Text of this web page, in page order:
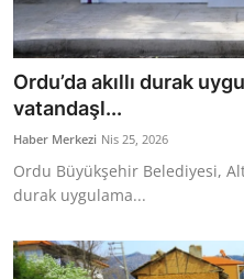
Ordu’da akıllı durak
vatandaşl...
Haber Merkezi Nis 25, 2026
Ordu Büyükşehir Belediyesi,
durak uygulama...